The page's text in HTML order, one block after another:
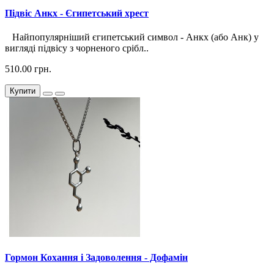
Підвіс Анкх - Єгипетський хрест
Найпопулярніший єгипетський символ - Анкх (або Анк) у
вигляді підвісу з чорненого срібл..
510.00 грн.
Купити
Гормон Кохання і Задоволення - Дофамін